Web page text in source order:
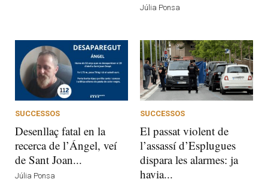
Júlia Ponsa
SUCCESSOS
Desenllaç fatal en la
recerca de l’Ángel, veí
de Sant Joan...
Júlia Ponsa
SUCCESSOS
El passat violent de
l’assassí d’Esplugues
dispara les alarmes: ja
havia...